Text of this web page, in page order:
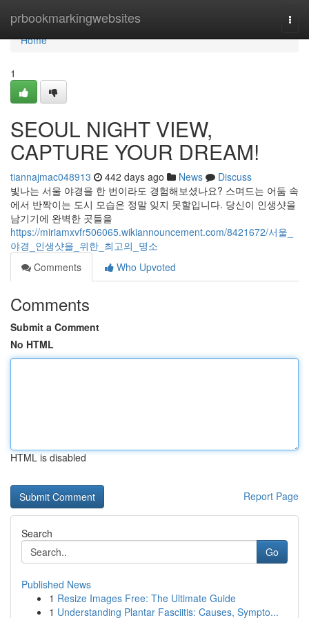
prbookmarkingwebsites
Home
Home
1
SEOUL NIGHT VIEW,
CAPTURE YOUR DREAM!
tiannajmac048913 442 days ago News
Discuss
빛나는 서울 야경을 한 번이라도 경험해보셨나요? 스며드는 어둠 속
에서 반짝이는 도시 모습은 정말 잊지 못할입니다. 당신이 인생샷을
남기기에 완벽한 곳들을
https://miriamxvfr506065.wikiannouncement.com/8421672/서울_
야경_인생샷을_위한_최고의_명소
Comments
Who Upvoted
Comments
Submit a Comment
No HTML
HTML is disabled
Report Page
Search
Go
Published News
1 Resize Images Free: The Ultimate Guide
1 Understanding Plantar Fasciitis: Causes, Sympto...